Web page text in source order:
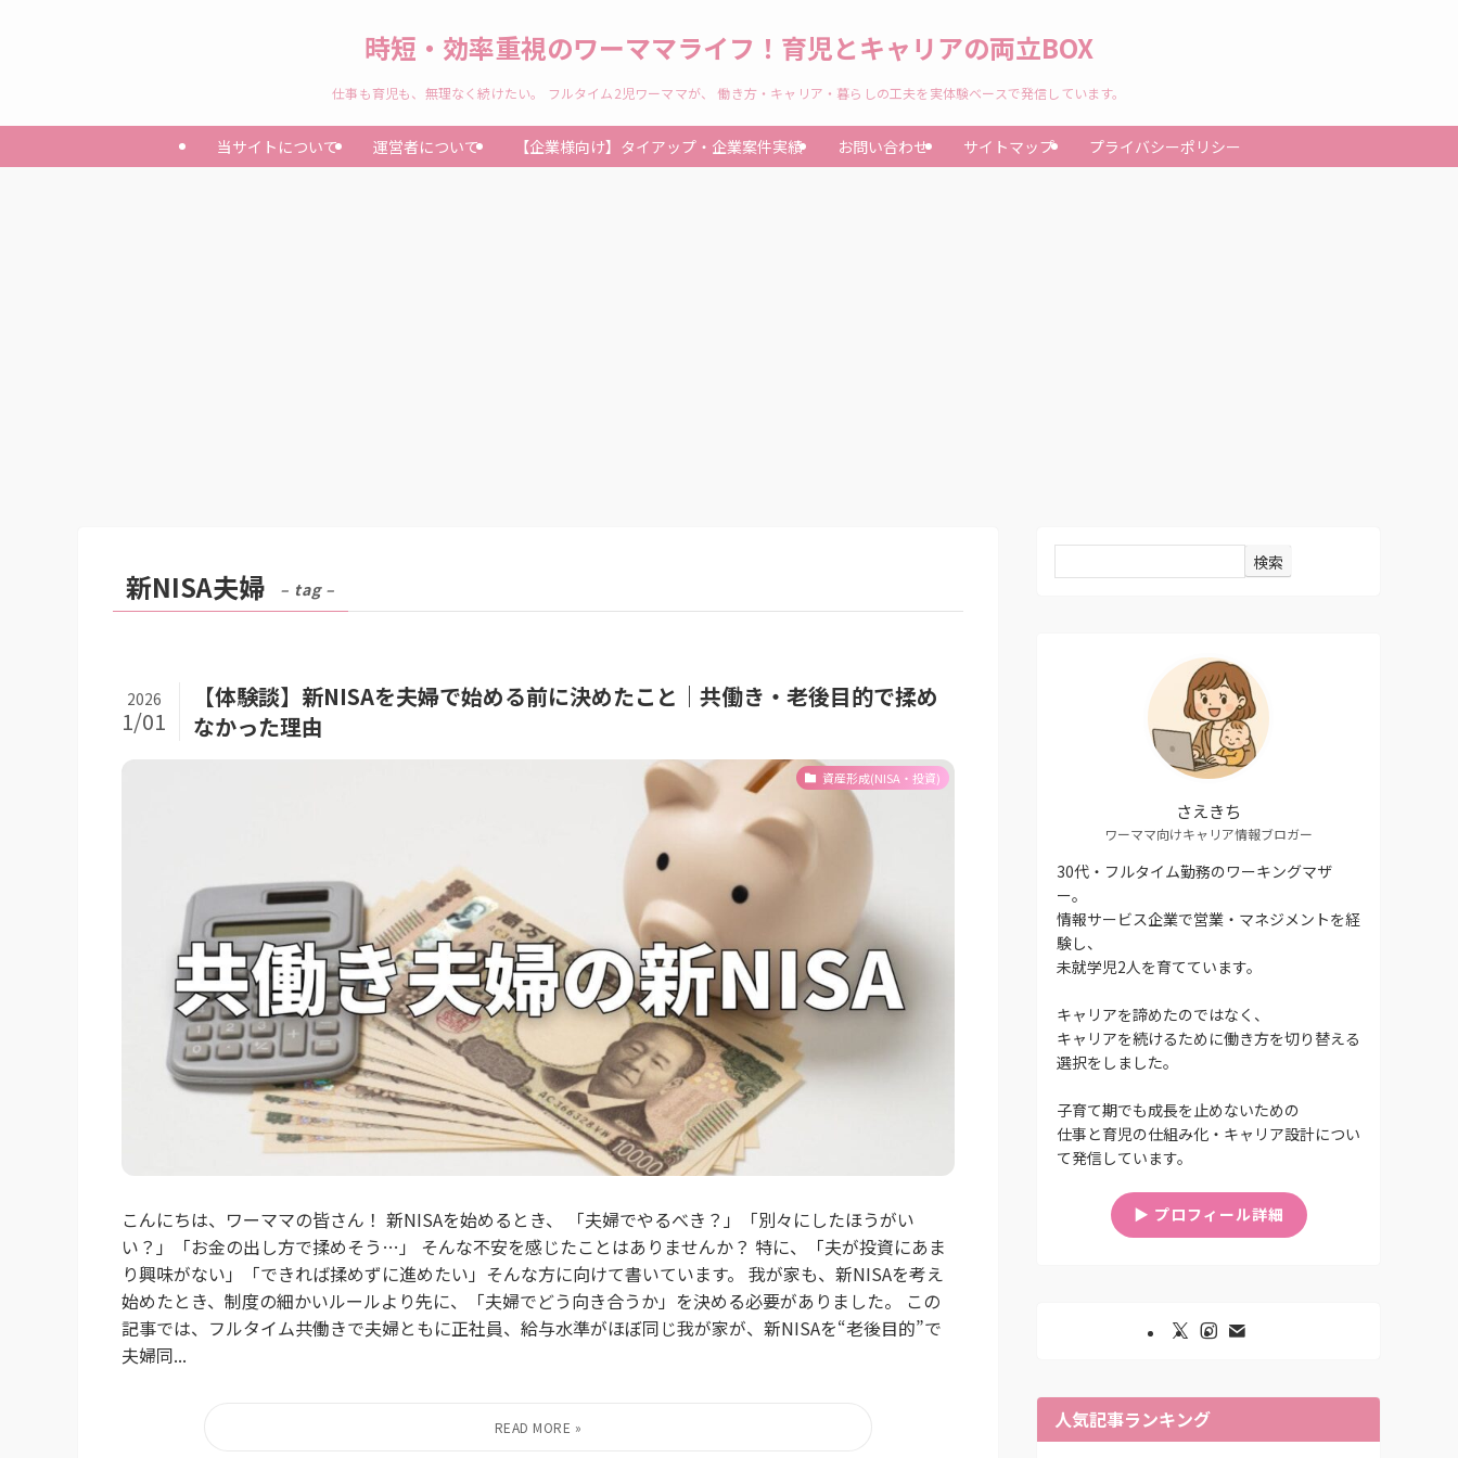
時短・効率重視のワーママライフ！育児とキャリアの両立BOX
仕事も育児も、無理なく続けたい。 フルタイム2児ワーママが、 働き方・キャリア・暮らしの工夫を実体験ベースで発信しています。
当サイトについて 運営者について 【企業様向け】タイアップ・企業案件実績 お問い合わせ サイトマップ プライバシーポリシー
新NISA夫婦 – tag –
【体験談】新NISAを夫婦で始める前に決めたこと｜共働き・老後目的で揉め
なかった理由
2026
1/01
資産形成(NISA・投資)
こんにちは、ワーママの皆さん！ 新NISAを始めるとき、 「夫婦でやるべき？」「別々にしたほうがい
い？」「お金の出し方で揉めそう…」 そんな不安を感じたことはありませんか？ 特に、「夫が投資にあま
り興味がない」「できれば揉めずに進めたい」そんな方に向けて書いています。 我が家も、新NISAを考え
始めたとき、制度の細かいルールより先に、「夫婦でどう向き合うか」を決める必要がありました。 この
記事では、フルタイム共働きで夫婦ともに正社員、給与水準がほぼ同じ我が家が、新NISAを“老後目的”で
夫婦同...
検索
さえきち
ワーママ向けキャリア情報ブロガー
30代・フルタイム勤務のワーキングマザ
ー。
情報サービス企業で営業・マネジメントを経
験し、
未就学児2人を育てています。
キャリアを諦めたのではなく、
キャリアを続けるために働き方を切り替える
選択をしました。
子育て期でも成長を止めないための
仕事と育児の仕組み化・キャリア設計につい
て発信しています。
▶︎ プロフィール詳細
人気記事ランキング